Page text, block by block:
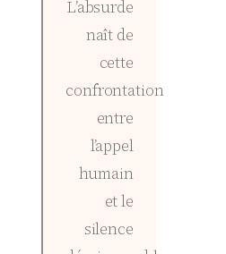
L’absurde
naît de
cette
confrontation
entre
l’appel
humain
et le
silence